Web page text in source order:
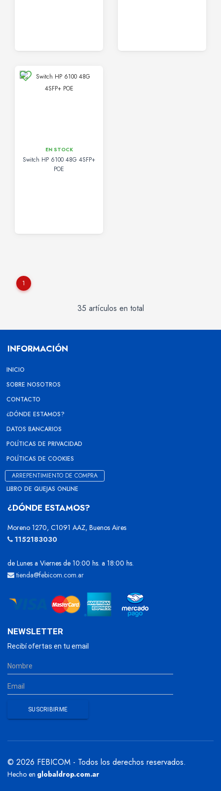
EN STOCK
Switch HP 6100 48G 4SFP+
POE
1
35 artículos en total
INFORMACIÓN
INICIO
SOBRE NOSOTROS
CONTACTO
¿DÓNDE ESTAMOS?
DATOS BANCARIOS
POLÍTICAS DE PRIVACIDAD
POLÍTICAS DE COOKIES
ARREPENTIMIENTO DE COMPRA
LIBRO DE QUEJAS ONLINE
¿DÓNDE ESTAMOS?
Moreno 1270, C1091 AAZ, Buenos Aires
1152183030
de Lunes a Viernes de 10:00 hs. a 18:00 hs.
tienda@febicom.com.ar
NEWSLETTER
Recibí ofertas en tu email
© 2026 FEBICOM - Todos los derechos reservados.
Hecho en globaldrop.com.ar